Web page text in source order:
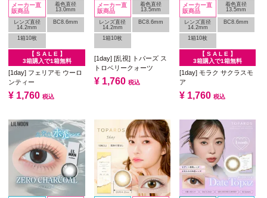
メーカー直
販商品
着色直径
13.0mm
レンズ直径
14.2mm
BC8.6mm
1箱10枚
【 S A L E 】
3箱購入で1箱無料
[1day] フェリアモ ウーロ
ンティー
¥ 1,760 税込
メーカー直
販商品
着色直径
13.5mm
レンズ直径
14.2mm
BC8.6mm
1箱10枚
[1day] [乱視] トパーズ ス
トロベリークォーツ
¥ 1,760 税込
メーカー直
販商品
着色直径
13.5mm
レンズ直径
14.2mm
BC8.6mm
1箱10枚
【 S A L E 】
3箱購入で1箱無料
[1day] モラク サクラスモ
ア
¥ 1,760 税込